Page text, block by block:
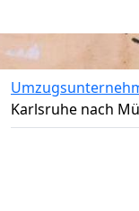
Karlsruhe nach